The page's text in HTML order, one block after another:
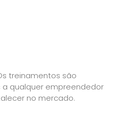
treinamentos são
qualquer empreendedor
no mercado.